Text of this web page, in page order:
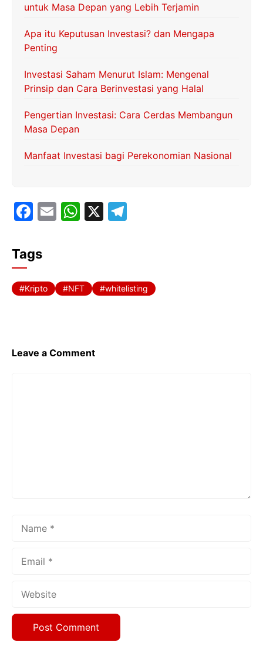
untuk Masa Depan yang Lebih Terjamin
Apa itu Keputusan Investasi? dan Mengapa
Penting
Investasi Saham Menurut Islam: Mengenal
Prinsip dan Cara Berinvestasi yang Halal
Pengertian Investasi: Cara Cerdas Membangun
Masa Depan
Manfaat Investasi bagi Perekonomian Nasional
F
c
e
b
E
W
A
X
a
Tags
Kripto NFT whitelisting
Leave a Comment